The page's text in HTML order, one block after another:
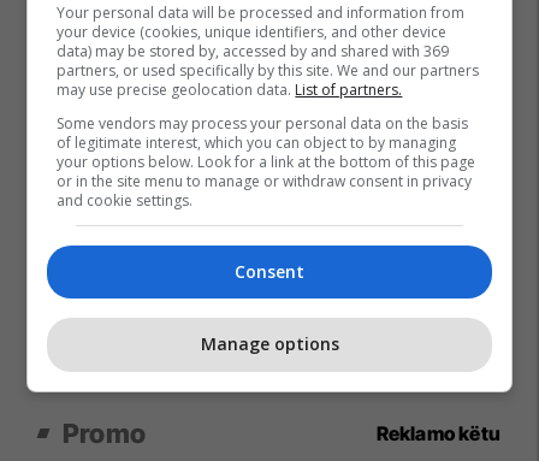
Promo Reklamo këtu
Your personal data will be processed and information from
your device (cookies, unique identifiers, and other device
data) may be stored by, accessed by and shared with 369
partners, or used specifically by this site. We and our partners
may use precise geolocation data. List of partners.
Some vendors may process your personal data on the basis
of legitimate interest, which you can object to by managing
your options below. Look for a link at the bottom of this page
or in the site menu to manage or withdraw consent in privacy
and cookie settings.
Consent
Manage options